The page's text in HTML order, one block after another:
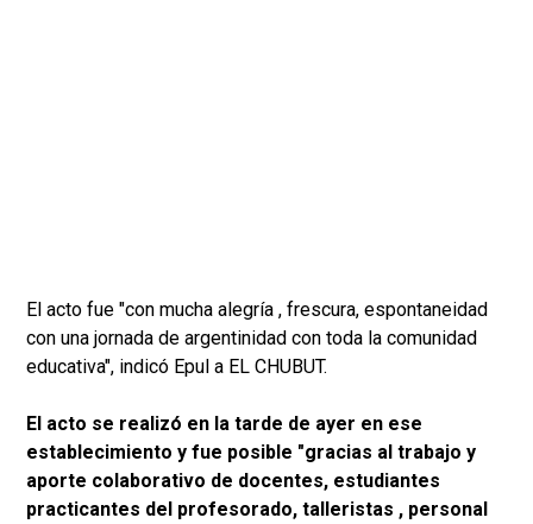
El acto fue "con mucha alegría , frescura, espontaneidad
con una jornada de argentinidad con toda la comunidad
educativa", indicó Epul a EL CHUBUT.
El acto se realizó en la tarde de ayer en ese
establecimiento y fue posible "gracias al trabajo y
aporte colaborativo de docentes, estudiantes
practicantes del profesorado, talleristas , personal